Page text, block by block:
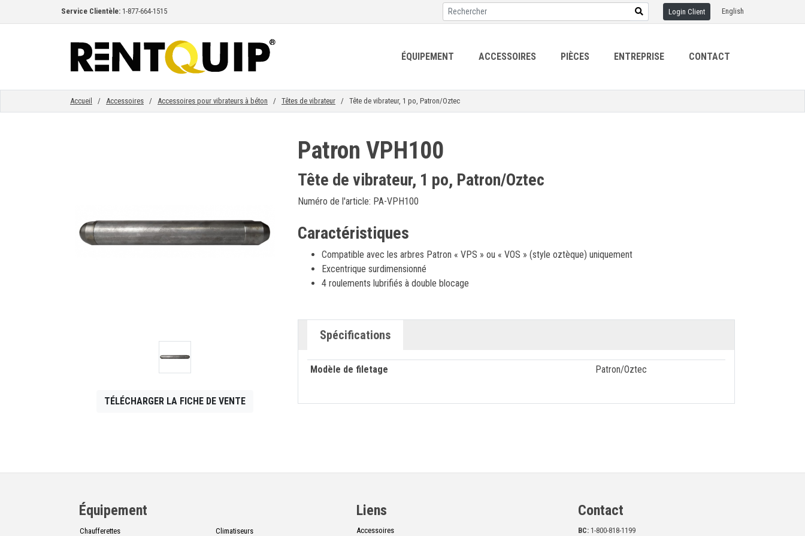
Service Clientèle: 1-877-664-1515 Login Client English
ACCUEIL
ÉQUIPEMENT
ENTREPRISE
ÉQUIPEMENT ACCESSOIRES PIÈCES ENTREPRISE CONTACT
Accueil / Accessoires / Accessoires pour vibrateurs à béton / Têtes de vibrateur / Tête de vibrateur, 1 po, Patron/Oztec
TÉLÉCHARGER LA FICHE DE VENTE
Patron VPH100
Tête de vibrateur, 1 po, Patron/Oztec
Numéro de l'article: PA-VPH100
Caractéristiques
Compatible avec les arbres Patron « VPS » ou « VOS » (style oztèque) uniquement
Excentrique surdimensionné
4 roulements lubrifiés à double blocage
Spécifications
Modèle de filetage Patron/Oztec
Équipement
Chaufferettes Climatiseurs
Liens
Accessoires
Contact
BC:1-800-818-1199